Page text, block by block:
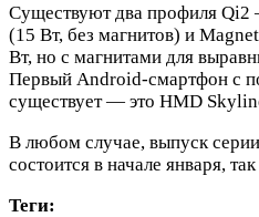
Существуют два профиля
(15 Вт, без магнитов) и
Вт, но с магнитами для
Первый Android-смартфон с
существует — это HMD
В любом случае, выпуск
состоится в начале января,
Теги: